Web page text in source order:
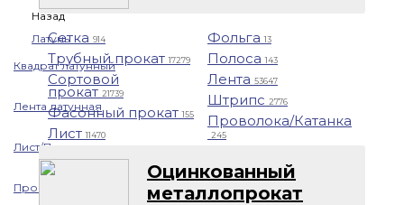
Назад
Латунь
Квадрат латунный
Лента латунная
Лист/Плита латунная
Проволока латунная
Сетка 914
Трубный прокат17279
Сортовой
прокат 21739
Фасонный прокат155
Лист11470
Фольга13
Полоса143
Лента 53647
Штрипс 2776
Проволока/Катанка
245
Оцинкованный
металлопрокат